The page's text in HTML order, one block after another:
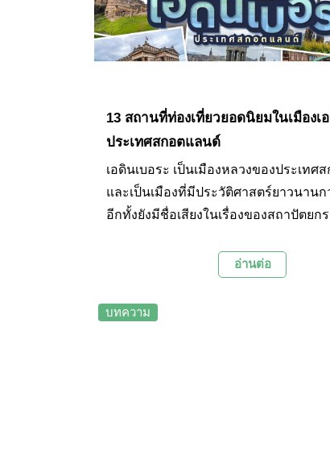
13 สถานที่ท่องเที่ยวยอดนิยมในเมืองเ
ประเทศสกอตแลนด์
เอดินเบอระ เป็นเมืองหลวงของประเทศ
และเป็นเมืองที่มีประวัติศาสตร์ยาวนานก
อีกทั้งยังมีชื่อเสียงในเรื่องของสถาปัตยก
เป็นหนึ่งในเมืองมรดกโลกในสหราชอา
ค่าแก่การไปเที่ยวชมเป็นอย่างมาก ไฮไล
ท่องเที่ยวเมืองเอดินเบอระคือการเที่ยวชม
อ่านต่อ
บทความ